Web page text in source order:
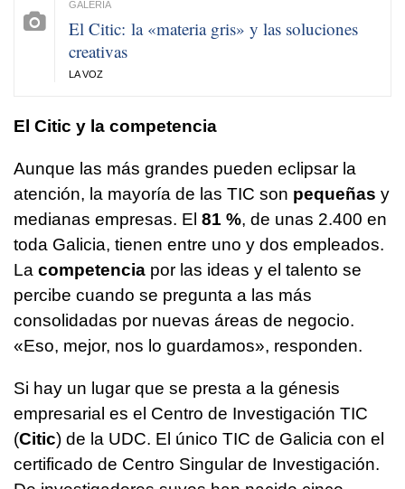
El Citic: la «materia gris» y las soluciones
creativas
LA VOZ
El Citic y la competencia
Aunque las más grandes pueden eclipsar la
atención, la mayoría de las TIC son pequeñas y
medianas empresas. El 81 %, de unas 2.400 en
toda Galicia, tienen entre uno y dos empleados.
La competencia por las ideas y el talento se
percibe cuando se pregunta a las más
consolidadas por nuevas áreas de negocio.
«Eso, mejor, nos lo guardamos», responden.
Si hay un lugar que se presta a la génesis
empresarial es el Centro de Investigación TIC
(Citic) de la UDC. El único TIC de Galicia con el
certificado de Centro Singular de Investigación.